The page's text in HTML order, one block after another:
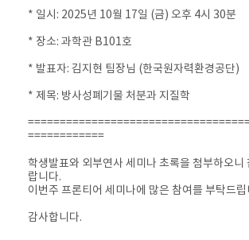
* 일시: 2025년 10월 17일 (금) 오후 4시 30분
* 장소: 과학관 B101호
* 발표자: 김지현 팀장님 (한국원자력환경공단)
* 제목: 방사성폐기물 처분과 지질학
==============================
============
학생발표와 외부연사 세미나 초록을 첨부하오니
랍니다.
이번주 프론티어 세미나에 많은 참여를 부탁드립
감사합니다.